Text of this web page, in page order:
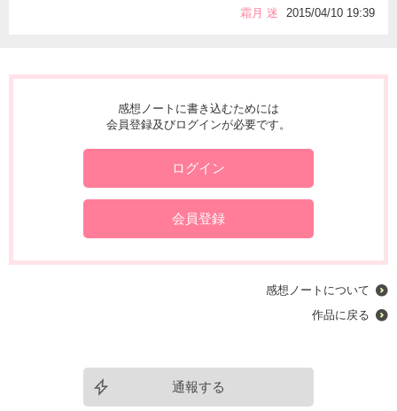
霜月 迷
2015/04/10 19:39
感想ノートに書き込むためには
会員登録及びログインが必要です。
ログイン
会員登録
感想ノートについて
作品に戻る
通報する